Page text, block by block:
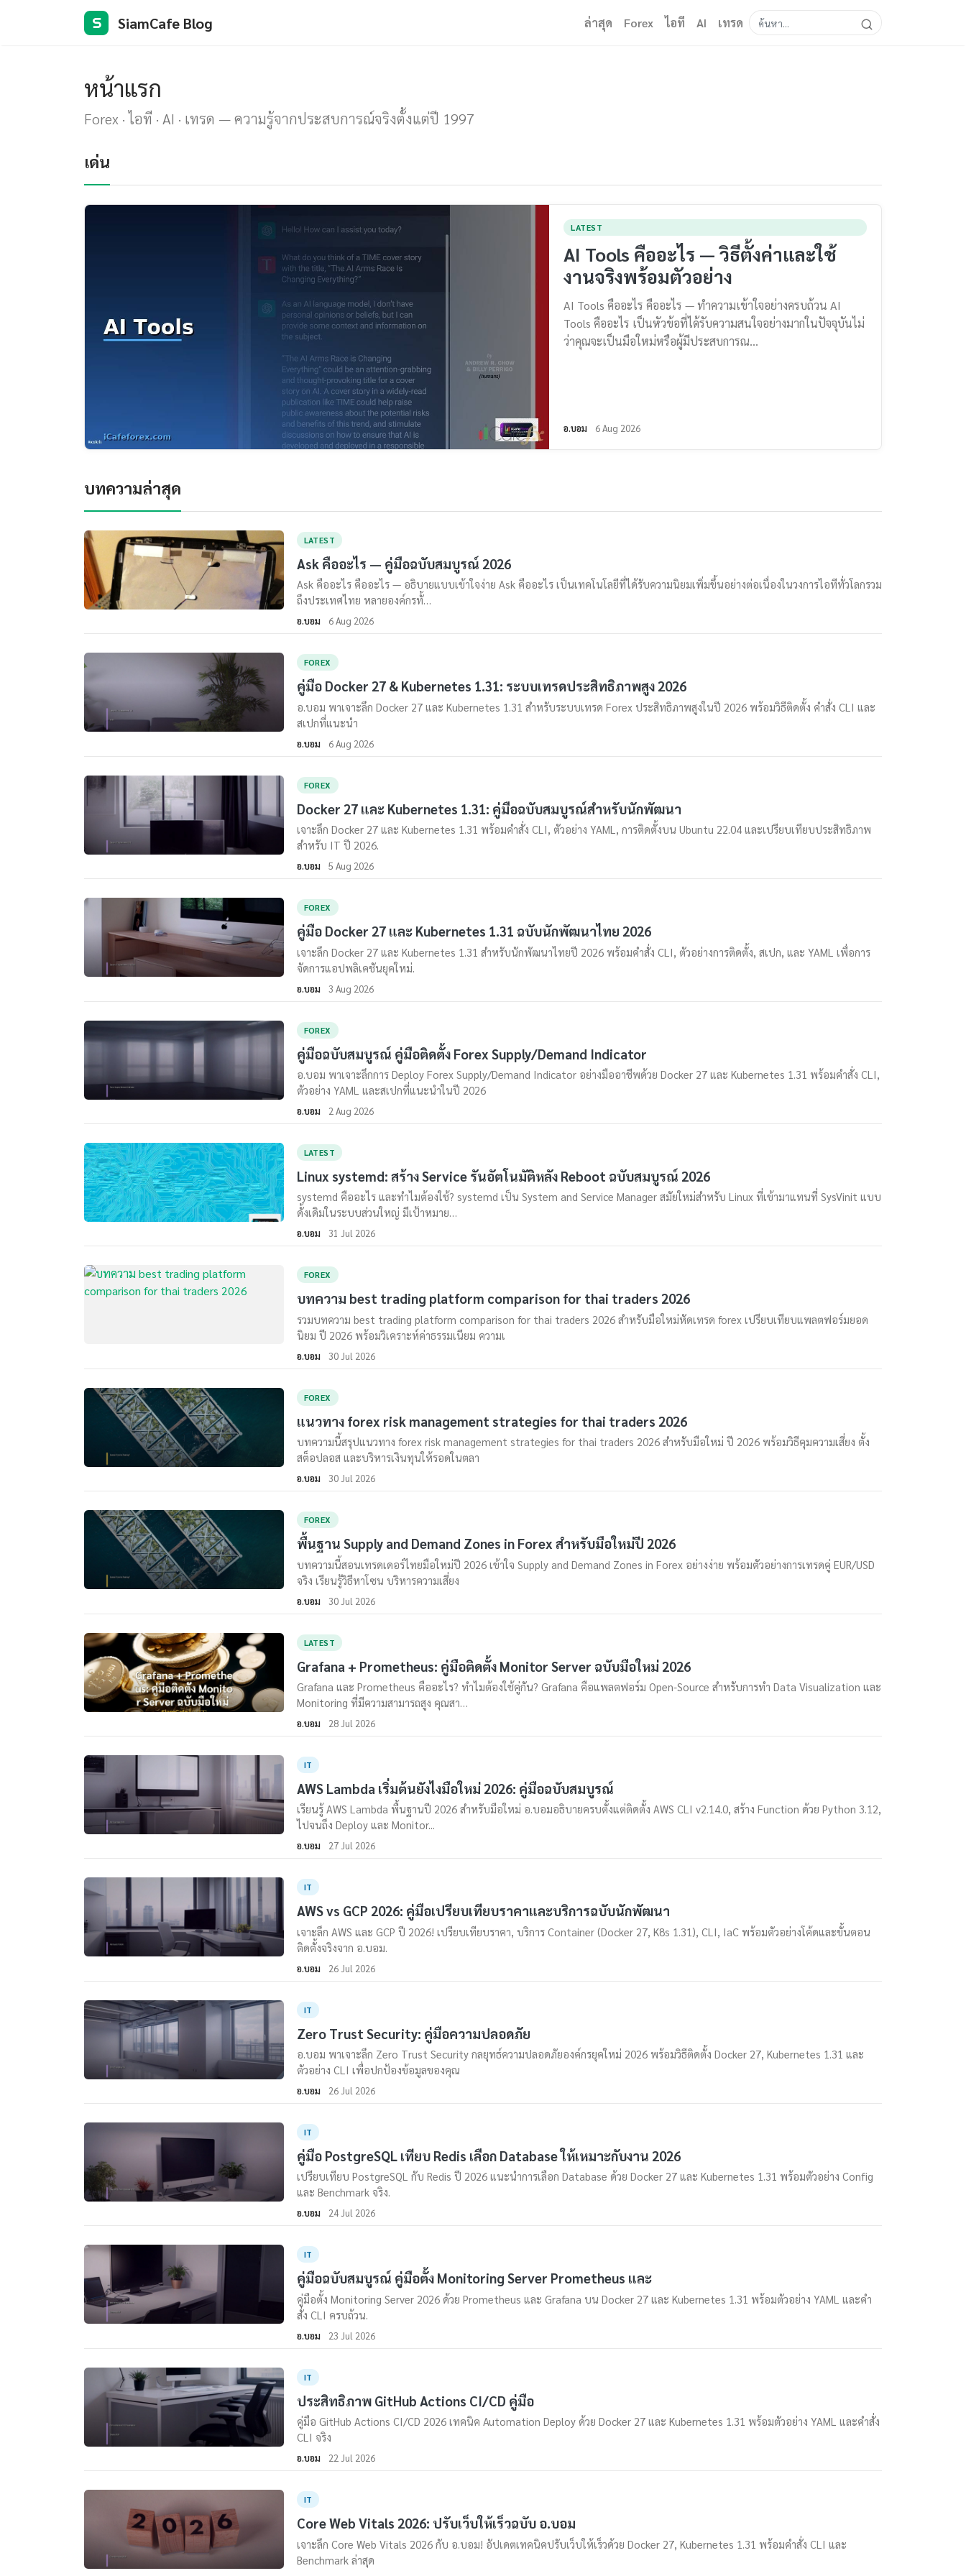
S SiamCafe Blog ล่าสุด Forex ไอที AI เทรด
หน้าแรก
Forex · ไอที · AI · เทรด — ความรู้จากประสบการณ์จริงตั้งแต่ปี 1997
เด่น
LATEST
AI Tools คืออะไร — วิธีตั้งค่าและใช้
งานจริงพร้อมตัวอย่าง
AI Tools คืออะไร คืออะไร — ทำความเข้าใจอย่างครบถ้วน AI
Tools คืออะไร เป็นหัวข้อที่ได้รับความสนใจอย่างมากในปัจจุบันไม่
ว่าคุณจะเป็นมือใหม่หรือผู้มีประสบการณ…
อ.บอม 6 Aug 2026
บทความล่าสุด
LATEST
Ask คืออะไร — คู่มือฉบับสมบูรณ์ 2026
Ask คืออะไร คืออะไร — อธิบายแบบเข้าใจง่าย Ask คืออะไร เป็นเทคโนโลยีที่ได้รับความนิยมเพิ่มขึ้นอย่างต่อเนื่องในวงการไอทีทั่วโลกรวม
ถึงประเทศไทย หลายองค์กรทั้…
อ.บอม 6 Aug 2026
FOREX
คู่มือ Docker 27 & Kubernetes 1.31: ระบบเทรดประสิทธิภาพสูง 2026
อ.บอม พาเจาะลึก Docker 27 และ Kubernetes 1.31 สำหรับระบบเทรด Forex ประสิทธิภาพสูงในปี 2026 พร้อมวิธีติดตั้ง คำสั่ง CLI และ
สเปกที่แนะนำ
อ.บอม 6 Aug 2026
FOREX
Docker 27 และ Kubernetes 1.31: คู่มือฉบับสมบูรณ์สำหรับนักพัฒนา
เจาะลึก Docker 27 และ Kubernetes 1.31 พร้อมคำสั่ง CLI, ตัวอย่าง YAML, การติดตั้งบน Ubuntu 22.04 และเปรียบเทียบประสิทธิภาพ
สำหรับ IT ปี 2026.
อ.บอม 5 Aug 2026
FOREX
คู่มือ Docker 27 และ Kubernetes 1.31 ฉบับนักพัฒนาไทย 2026
เจาะลึก Docker 27 และ Kubernetes 1.31 สำหรับนักพัฒนาไทยปี 2026 พร้อมคำสั่ง CLI, ตัวอย่างการติดตั้ง, สเปก, และ YAML เพื่อการ
จัดการแอปพลิเคชันยุคใหม่.
อ.บอม 3 Aug 2026
FOREX
คู่มือฉบับสมบูรณ์ คู่มือติดตั้ง Forex Supply/Demand Indicator
อ.บอม พาเจาะลึกการ Deploy Forex Supply/Demand Indicator อย่างมืออาชีพด้วย Docker 27 และ Kubernetes 1.31 พร้อมคำสั่ง CLI,
ตัวอย่าง YAML และสเปกที่แนะนำในปี 2026
อ.บอม 2 Aug 2026
LATEST
Linux systemd: สร้าง Service รันอัตโนมัติหลัง Reboot ฉบับสมบูรณ์ 2026
systemd คืออะไร และทำไมต้องใช้? systemd เป็น System and Service Manager สมัยใหม่สำหรับ Linux ที่เข้ามาแทนที่ SysVinit แบบ
ดั้งเดิมในระบบส่วนใหญ่ มีเป้าหมาย…
อ.บอม 31 Jul 2026
FOREX
บทความ best trading platform comparison for thai traders 2026
รวมบทความ best trading platform comparison for thai traders 2026 สำหรับมือใหม่หัดเทรด forex เปรียบเทียบแพลตฟอร์มยอด
นิยม ปี 2026 พร้อมวิเคราะห์ค่าธรรมเนียม ความเ
อ.บอม 30 Jul 2026
FOREX
แนวทาง forex risk management strategies for thai traders 2026
บทความนี้สรุปแนวทาง forex risk management strategies for thai traders 2026 สำหรับมือใหม่ ปี 2026 พร้อมวิธีคุมความเสี่ยง ตั้ง
สต็อปลอส และบริหารเงินทุนให้รอดในตลา
อ.บอม 30 Jul 2026
FOREX
พื้นฐาน Supply and Demand Zones in Forex สำหรับมือใหม่ปี 2026
บทความนี้สอนเทรดเดอร์ไทยมือใหม่ปี 2026 เข้าใจ Supply and Demand Zones in Forex อย่างง่าย พร้อมตัวอย่างการเทรดคู่ EUR/USD
จริง เรียนรู้วิธีหาโซน บริหารความเสี่ยง
อ.บอม 30 Jul 2026
LATEST
Grafana + Prometheus: คู่มือติดตั้ง Monitor Server ฉบับมือใหม่ 2026
Grafana และ Prometheus คืออะไร? ทำไมต้องใช้คู่กัน? Grafana คือแพลตฟอร์ม Open-Source สำหรับการทำ Data Visualization และ
Monitoring ที่มีความสามารถสูง คุณสา…
อ.บอม 28 Jul 2026
IT
AWS Lambda เริ่มต้นยังไงมือใหม่ 2026: คู่มือฉบับสมบูรณ์
เรียนรู้ AWS Lambda พื้นฐานปี 2026 สำหรับมือใหม่ อ.บอมอธิบายครบตั้งแต่ติดตั้ง AWS CLI v2.14.0, สร้าง Function ด้วย Python 3.12,
ไปจนถึง Deploy และ Monitor...
อ.บอม 27 Jul 2026
IT
AWS vs GCP 2026: คู่มือเปรียบเทียบราคาและบริการฉบับนักพัฒนา
เจาะลึก AWS และ GCP ปี 2026! เปรียบเทียบราคา, บริการ Container (Docker 27, K8s 1.31), CLI, IaC พร้อมตัวอย่างโค้ดและขั้นตอน
ติดตั้งจริงจาก อ.บอม.
อ.บอม 26 Jul 2026
IT
Zero Trust Security: คู่มือความปลอดภัย
อ.บอม พาเจาะลึก Zero Trust Security กลยุทธ์ความปลอดภัยองค์กรยุคใหม่ 2026 พร้อมวิธีติดตั้ง Docker 27, Kubernetes 1.31 และ
ตัวอย่าง CLI เพื่อปกป้องข้อมูลของคุณ
อ.บอม 26 Jul 2026
IT
คู่มือ PostgreSQL เทียบ Redis เลือก Database ให้เหมาะกับงาน 2026
เปรียบเทียบ PostgreSQL กับ Redis ปี 2026 แนะนำการเลือก Database ด้วย Docker 27 และ Kubernetes 1.31 พร้อมตัวอย่าง Config
และ Benchmark จริง.
อ.บอม 24 Jul 2026
IT
คู่มือฉบับสมบูรณ์ คู่มือตั้ง Monitoring Server Prometheus และ
คู่มือตั้ง Monitoring Server 2026 ด้วย Prometheus และ Grafana บน Docker 27 และ Kubernetes 1.31 พร้อมตัวอย่าง YAML และคำ
สั่ง CLI ครบถ้วน.
อ.บอม 23 Jul 2026
IT
ประสิทธิภาพ GitHub Actions CI/CD คู่มือ
คู่มือ GitHub Actions CI/CD 2026 เทคนิค Automation Deploy ด้วย Docker 27 และ Kubernetes 1.31 พร้อมตัวอย่าง YAML และคำสั่ง
CLI จริง
อ.บอม 22 Jul 2026
IT
Core Web Vitals 2026: ปรับเว็บให้เร็วฉบับ อ.บอม
เจาะลึก Core Web Vitals 2026 กับ อ.บอม! อัปเดตเทคนิคปรับเว็บให้เร็วด้วย Docker 27, Kubernetes 1.31 พร้อมคำสั่ง CLI และ
Benchmark ล่าสุด